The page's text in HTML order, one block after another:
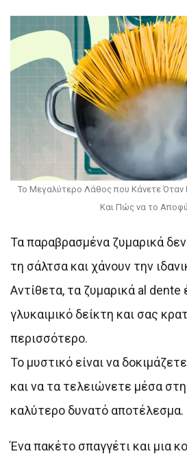
Το Μεγαλύτερο Λάθος που Κάνετε Όταν
Και Πώς να το
Τα παραβρασμένα ζυμαρικά
τη σάλτσα και χάνουν την
Αντίθετα, τα ζυμαρικά al
γλυκαιμικό δείκτη και σας
περισσότερο.
Το μυστικό είναι να
και να τα τελειώνετε μέσα
καλύτερο δυνατό αποτέλεσμα.
Ένα πακέτο σπαγγέτι και μια